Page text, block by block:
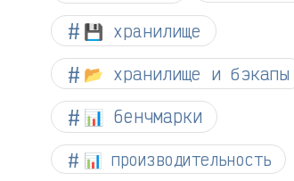
💾 хранилище
📂 хранилище и бэкапы
📊 бенчмарки
📊 производительность